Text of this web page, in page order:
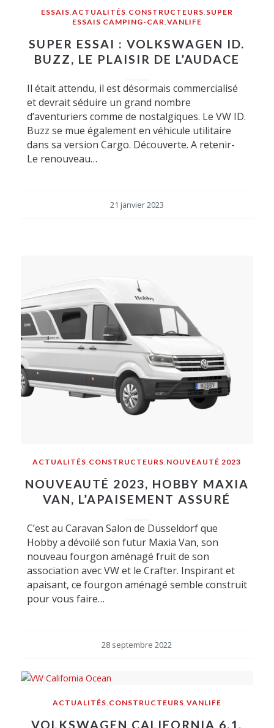
ESSAIS,ACTUALITÉS, CONSTRUCTEURS, SUPER
ESSAIS CAMPING-CAR,VANLIFE
SUPER ESSAI : VOLKSWAGEN ID.
BUZZ, LE PLAISIR DE L’AUDACE
Il était attendu, il est désormais commercialisé
et devrait séduire un grand nombre
d’aventuriers comme de nostalgiques. Le VW ID.
Buzz se mue également en véhicule utilitaire
dans sa version Cargo. Découverte. A retenir-
Le renouveau…
21 janvier 2023
ACTUALITÉS CONSTRUCTEURS NOUVEAUTÉ 2023
NOUVEAUTÉ 2023, HOBBY MAXIA
VAN, L’APAISEMENT ASSURÉ
C’est au Caravan Salon de Düsseldorf que
Hobby a dévoilé son futur Maxia Van, son
nouveau fourgon aménagé fruit de son
association avec VW et le Crafter. Inspirant et
apaisant, ce fourgon aménagé semble construit
pour vous faire…
28 septembre 2022
ACTUALITÉS CONSTRUCTEURS VANLIFE
VOLKSWAGEN CALIFORNIA 6.1,